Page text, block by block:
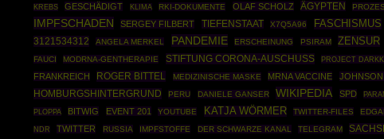
KREBS GESCHÄDIGT KLIMA RKI-DOKUMENTE OLAF SCHOLZ ÄGYPTEN
IMPFSCHADEN SERGEY FILBERT TIEFENSTAAT X7Q5A96 FASCHISMUS
3121534312 ANGELA MERKEL PANDEMIE ERSCHEINUNG PSIRAM ZENSUR
FAUCI
MODRNA-GENTHERAPIE STIFTUNG CORONA-AUSCHUSS PROJECT
FRANKREICH ROGER BITTEL MEDIZINISCHE MASKE MRNA VACCINE
HOMBURGSHINTERGRUND PERU DANIELE GANSER WIKIPEDIA SPD
PLOPPA
BITWIG EVENT 201 YOUTUBE KATJA WÖRMER TWITTER-FILES
NDR TWITTER RUSSIA IMPFSTOFFE DER SCHWARZE KANAL TELEGRAM